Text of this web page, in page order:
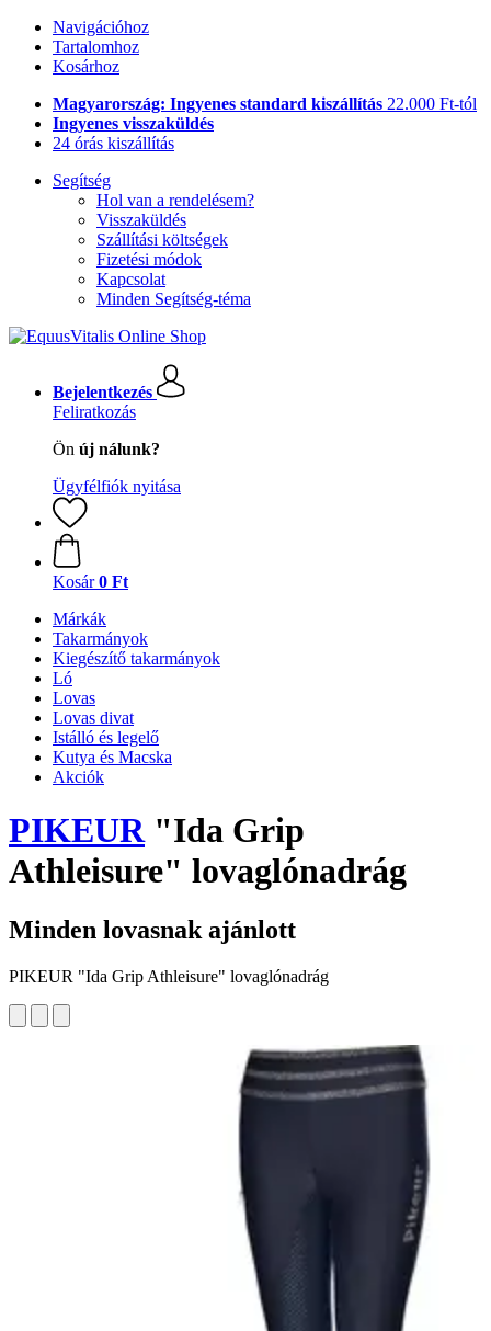
Navigációhoz
Tartalomhoz
Kosárhoz
Magyarország: Ingyenes standard kiszállítás 22.000 Ft-tól
Ingyenes visszaküldés
24 órás kiszállítás
Segítség
Hol van a rendelésem?
Visszaküldés
Szállítási költségek
Fizetési módok
Kapcsolat
Minden Segítség-téma
Bejelentkezés
Feliratkozás
Ön új nálunk?
Ügyfélfiók nyitása
Kosár 0 Ft
Márkák
Takarmányok
Kiegészítő takarmányok
Ló
Lovas
Lovas divat
Istálló és legelő
Kutya és Macska
Akciók
PIKEUR"Ida Grip
Athleisure" lovaglónadrág
Minden lovasnak ajánlott
PIKEUR "Ida Grip Athleisure" lovaglónadrág